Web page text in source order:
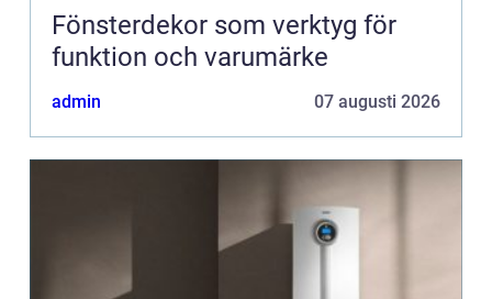
Fönsterdekor som verktyg för
funktion och varumärke
admin 07 augusti 2026